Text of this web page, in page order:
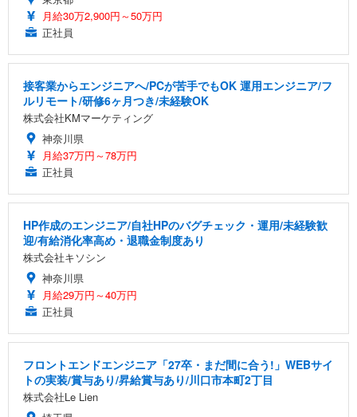
月給30万2,900円～50万円
正社員
接客業からエンジニアへ/PCが苦手でもOK 運用エンジニア/フ
ルリモート/研修6ヶ月つき/未経験OK
株式会社KMマーケティング
神奈川県
月給37万円～78万円
正社員
HP作成のエンジニア/自社HPのバグチェック・運用/未経験歓
迎/有給消化率高め・退職金制度あり
株式会社キソシン
神奈川県
月給29万円～40万円
正社員
フロントエンドエンジニア「27卒・まだ間に合う!」WEBサイ
トの実装/賞与あり/昇給賞与あり/川口市本町2丁目
株式会社Le Lien